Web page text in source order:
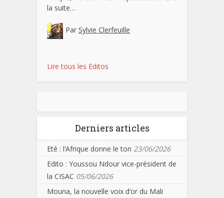
la suite…
Par Sylvie Clerfeuille
Lire tous les Editos
Derniers articles
Eté : l’Afrique donne le ton 23/06/2026
Edito : Youssou Ndour vice-président de
la CISAC 05/06/2026
Mouna, la nouvelle voix d’or du Mali